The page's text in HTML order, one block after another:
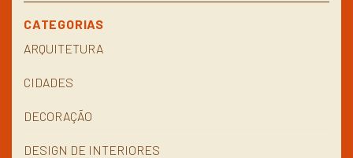
CATEGORIAS
ARQUITETURA
CIDADES
DECORAÇÃO
DESIGN DE INTERIORES